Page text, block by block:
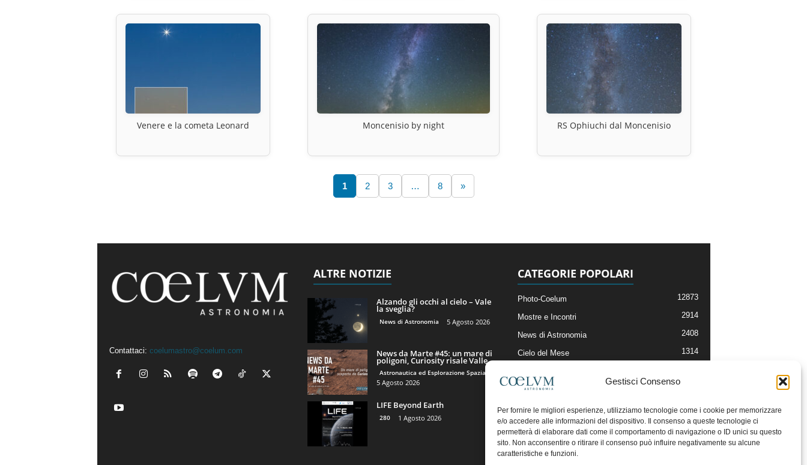
Gestisci Consenso
Per fornire le migliori esperienze, utilizziamo tecnologie come i cookie per memorizzare
e/o accedere alle informazioni del dispositivo. Il consenso a queste tecnologie ci
permetterà di elaborare dati come il comportamento di navigazione o ID unici su questo
sito. Non acconsentire o ritirare il consenso può influire negativamente su alcune
caratteristiche e funzioni.
Venere e la cometa Leonard Moncenisio by night RS Ophiuchi dal Moncenisio
1 2 3 … 8 »
Contattaci: coelumastro@coelum.com
ALTRE NOTIZIE
Alzando gli occhi al cielo – Vale
la sveglia?
News di Astronomia 5 Agosto 2026
News da Marte #45: un mare di
poligoni, Curiosity risale Valle...
Astronautica ed Esplorazione Spaziale
5 Agosto 2026
LIFE Beyond Earth
280 1 Agosto 2026
CATEGORIE POPOLARI
Photo-Coelum 12873
Mostre e Incontri 2914
News di Astronomia 2408
Cielo del Mese 1314
Articoli e Risorse On-Line
Il Blog della Redazione